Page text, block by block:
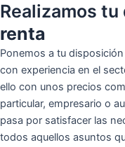
Realizamos tu
renta
Ponemos a tu
con experiencia en el
ello con unos precios
particular, empresario o
pasa por satisfacer las
todos aquellos asuntos